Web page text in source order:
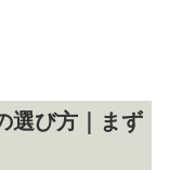
選び方｜まず